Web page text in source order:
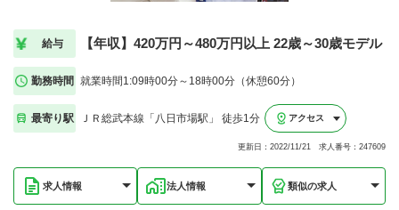
給与 【年収】420万円～480万円以上 22歳～30歳モデル
勤務時間 就業時間1:09時00分～18時00分（休憩60分）
最寄り駅 ＪＲ総武本線「八日市場駅」 徒歩1分 アクセス
更新日：2022/11/21 求人番号：247609
求人情報 法人情報 類似の求人